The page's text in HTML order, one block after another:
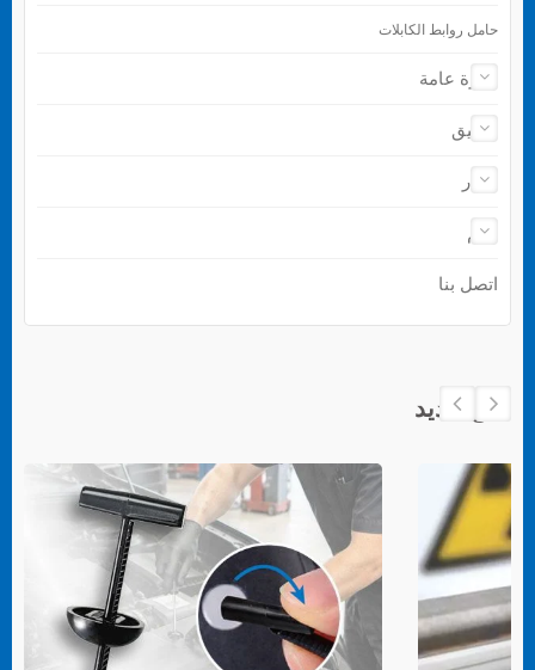
حامل روابط الكابلات
نظرة عامة
تطبيق
أخبار
دعم
اتصل بنا
منتج جديد